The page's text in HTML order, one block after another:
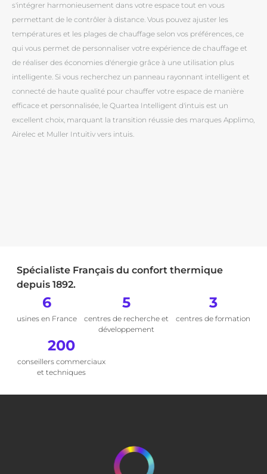
s'intégrer harmonieusement dans votre espace tout en vous
permettant de le contrôler à distance. Vous pouvez ajuster les
températures et les plages de chauffage selon vos préférences, ce
qui vous permet de personnaliser votre expérience de chauffage et
de réaliser des économies d'énergie grâce à une utilisation plus
intelligente. Si vous recherchez un panneau rayonnant intelligent et
connecté de haute qualité pour chauffer votre espace de manière
efficace et personnalisée, le Quartea Intelligent d'intuis est un
excellent choix, marquant la transition réussie des marques Applimo,
Airelec et Muller Intuitiv vers intuis.
Spécialiste Français du confort thermique
depuis 1892.
6
usines en France
5
centres de recherche et
développement
3
centres de formation
200
conseillers commerciaux
et techniques